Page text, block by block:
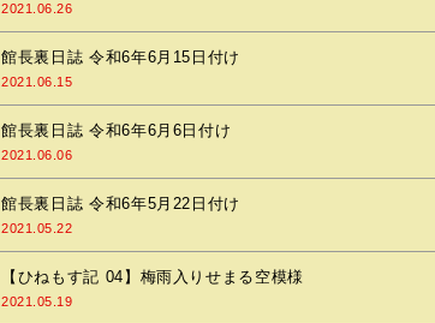
2021.06.26
館長裏日誌 令和6年6月15日付け
2021.06.15
館長裏日誌 令和6年6月6日付け
2021.06.06
館長裏日誌 令和6年5月22日付け
2021.05.22
【ひねもす記 04】梅雨入りせまる空模様
2021.05.19